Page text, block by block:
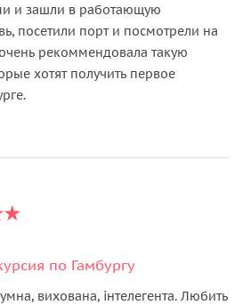
и зашли в работающую
посетили порт и посмотрели на
рекоммендовала такую
хотят получить первое
по Гамбургу
вихована, інтелегента. Любить